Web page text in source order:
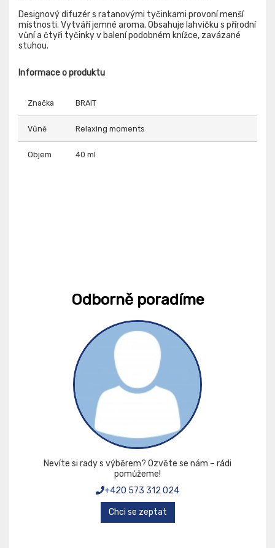
Designový difuzér s ratanovými tyčinkami provoní menší
místnosti. Vytváří jemné aroma. Obsahuje lahvičku s přírodní
vůní a čtyři tyčinky v balení podobném knížce, zavázané
stuhou.
Informace o produktu
Značka BRAIT
Vůně Relaxing moments
Objem 40 ml
Odborně poradíme
Nevíte si rady s výběrem? Ozvěte se nám – rádi
pomůžeme!
+420 573 312 024
Chci se zeptat